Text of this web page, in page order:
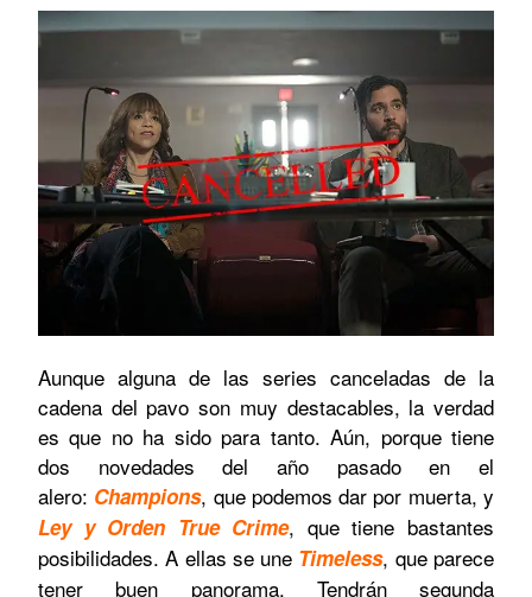
Aunque alguna de las series canceladas de la
cadena del pavo son muy destacables, la verdad
es que no ha sido para tanto. Aún, porque tiene
dos novedades del año pasado en el
alero: Champions, que podemos dar por muerta, y
Ley y Orden True Crime, que tiene bastantes
posibilidades. A ellas se une Timeless, que parece
tener buen panorama. Tendrán segunda